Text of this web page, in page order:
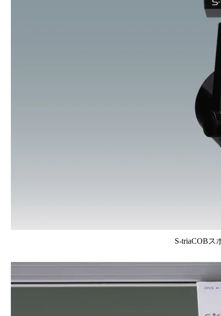
S-triaCOBス